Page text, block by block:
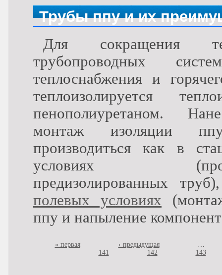
Трубы ппу и их
Для сокращения
трубопроводных
теплоснабжения и
теплоизолируется
пенополиуретаном.
монтаж изоляции
производиться как в
условиях
предизолированных
полевых условиях
ппу и напыление
Страницы
« первая ‹ предыдущая
…
141
142 143